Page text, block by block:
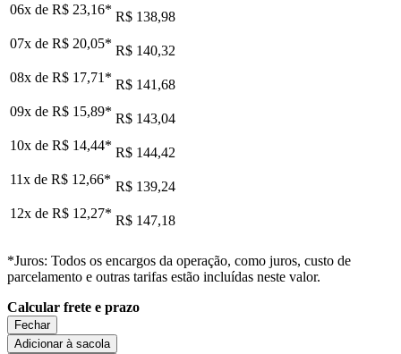
06x de R$ 23,16* R$ 138,98
07x de R$ 20,05* R$ 140,32
08x de R$ 17,71 * R$ 141,68
09x de R$ 15,89* R$ 143,04
10x de R$ 14,44* R$ 144,42
11x de R$ 12,66* R$ 139,24
12x de R$ 12,27* R$ 147,18
*Juros: Todos os encargos da operação, como juros, custo de
parcelamento e outras tarifas estão incluídas neste valor.
Calcular frete e prazo
Fechar
Adicionar à sacola